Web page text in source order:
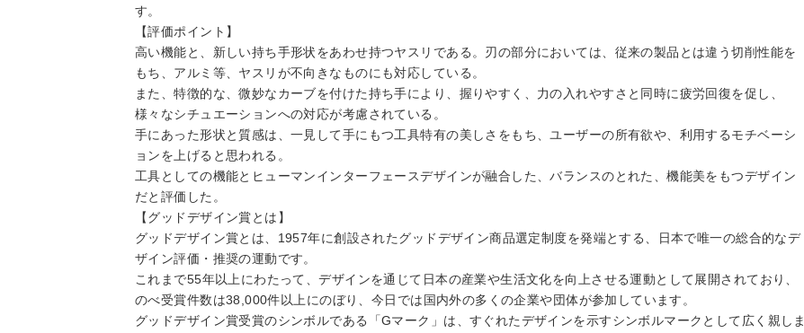
す。
【評価ポイント】
高い機能と、新しい持ち手形状をあわせ持つヤスリである。刃の部分においては、従来の製品とは違う切削性能を
もち、アルミ等、ヤスリが不向きなものにも対応している。
また、特徴的な、微妙なカーブを付けた持ち手により、握りやすく、力の入れやすさと同時に疲労回復を促し、
様々なシチュエーションへの対応が考慮されている。
手にあった形状と質感は、一見して手にもつ工具特有の美しさをもち、ユーザーの所有欲や、利用するモチベーシ
ョンを上げると思われる。
工具としての機能とヒューマンインターフェースデザインが融合した、バランスのとれた、機能美をもつデザイン
だと評価した。
【グッドデザイン賞とは】
グッドデザイン賞とは、1957年に創設されたグッドデザイン商品選定制度を発端とする、日本で唯一の総合的なデ
ザイン評価・推奨の運動です。
これまで55年以上にわたって、デザインを通じて日本の産業や生活文化を向上させる運動として展開されており、
のべ受賞件数は38,000件以上にのぼり、今日では国内外の多くの企業や団体が参加しています。
グッドデザイン賞受賞のシンボルである「Gマーク」は、すぐれたデザインを示すシンボルマークとして広く親しま